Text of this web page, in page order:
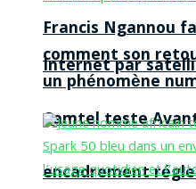
Internet par
Camtel teste
encadrement
Francis Ngannou
comment son
un phénomène